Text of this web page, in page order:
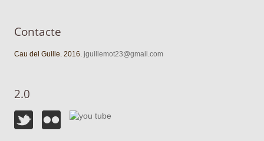
Contacte
Cau del Guille. 2016.jguillemot23@gmail.com
2.0